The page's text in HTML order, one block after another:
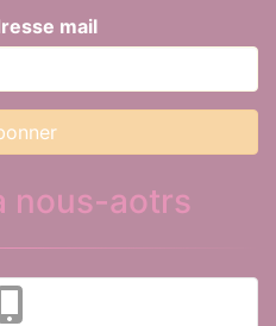
mail
nous-aotrs